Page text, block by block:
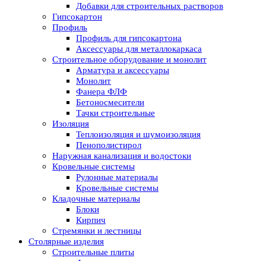
Добавки для строительных растворов
Гипсокартон
Профиль
Профиль для гипсокартона
Аксессуары для металлокаркаса
Строительное оборудование и монолит
Арматура и аксессуары
Монолит
Фанера ФЛФ
Бетоносмесители
Тачки строительные
Изоляция
Теплоизоляция и шумоизоляция
Пенополистирол
Наружная канализация и водостоки
Кровельные системы
Рулонные материалы
Кровельные системы
Кладочные материалы
Блоки
Кирпич
Стремянки и лестницы
Столярные изделия
Строительные плиты